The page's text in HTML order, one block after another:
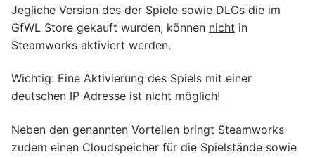
Jegliche Version des der Spiele sowie DLCs die im
GfWL Store gekauft wurden, können nicht in
Steamworks aktiviert werden.
Wichtig: Eine Aktivierung des Spiels mit einer
deutschen IP Adresse ist nicht möglich!
Neben den genannten Vorteilen bringt Steamworks
zudem einen Cloudspeicher für die Spielstände sowie